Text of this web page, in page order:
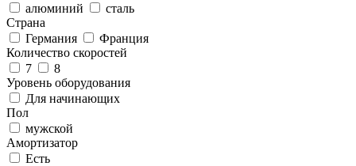
алюминий
сталь
Страна
Германия
Франция
Количество скоростей
7
8
Уровень оборудования
Для начинающих
Пол
мужской
Амортизатор
Есть